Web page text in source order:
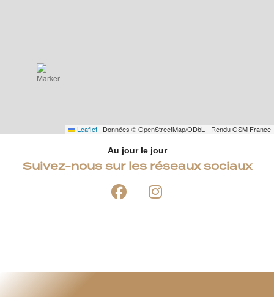
Leaflet | Données © OpenStreetMap/ODbL - Rendu OSM France
Au jour le jour
Suivez-nous sur les réseaux sociaux